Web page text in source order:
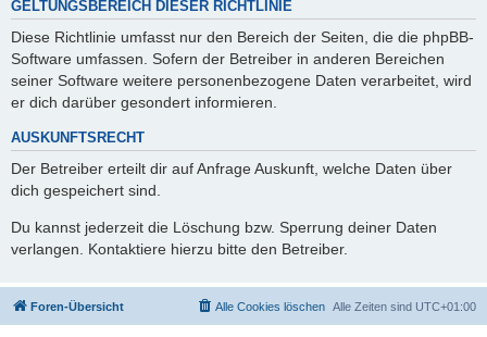
GELTUNGSBEREICH DIESER RICHTLINIE
Diese Richtlinie umfasst nur den Bereich der Seiten, die die phpBB-
Software umfassen. Sofern der Betreiber in anderen Bereichen
seiner Software weitere personenbezogene Daten verarbeitet, wird
er dich darüber gesondert informieren.
AUSKUNFTSRECHT
Der Betreiber erteilt dir auf Anfrage Auskunft, welche Daten über
dich gespeichert sind.
Du kannst jederzeit die Löschung bzw. Sperrung deiner Daten
verlangen. Kontaktiere hierzu bitte den Betreiber.
Foren-Übersicht Alle Zeiten sind UTC+01:00
Alle Cookies löschen